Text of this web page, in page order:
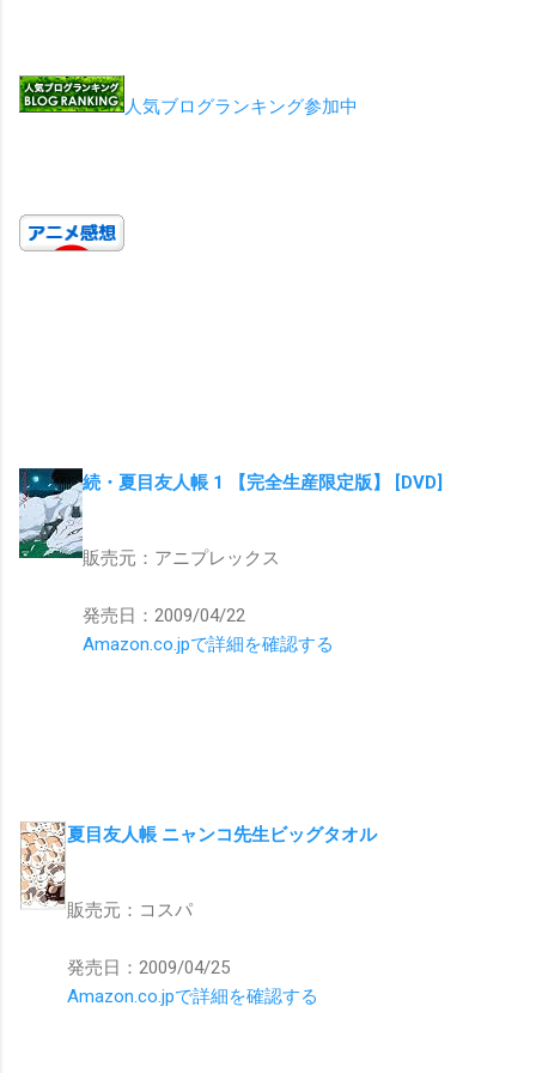
人気ブログランキング参加中
続・夏目友人帳 1 【完全生産限定版】 [DVD]
販売元：アニプレックス
発売日：2009/04/22
Amazon.co.jpで詳細を確認する
夏目友人帳 ニャンコ先生ビッグタオル
販売元：コスパ
発売日：2009/04/25
Amazon.co.jpで詳細を確認する